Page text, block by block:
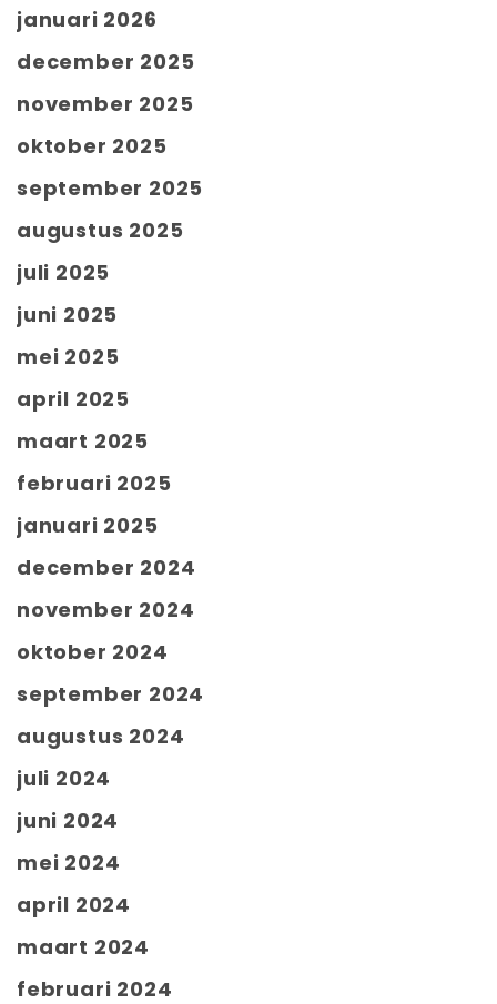
januari 2026
december 2025
november 2025
oktober 2025
september 2025
augustus 2025
juli 2025
juni 2025
mei 2025
april 2025
maart 2025
februari 2025
januari 2025
december 2024
november 2024
oktober 2024
september 2024
augustus 2024
juli 2024
juni 2024
mei 2024
april 2024
maart 2024
februari 2024